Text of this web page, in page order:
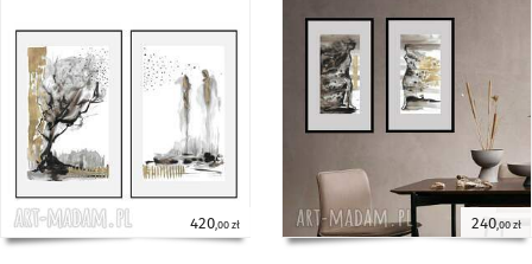
420,00 zł 240,00 zł